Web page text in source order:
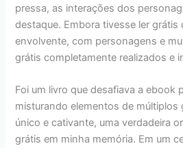
pressa, as interações dos
destaque. Embora tivesse ler grátis
envolvente, com personagens e
grátis completamente realizados e
Foi um livro que desafiava a ebook
misturando elementos de múltiplos
único e cativante, uma verdadeira
grátis em minha memória. Em um